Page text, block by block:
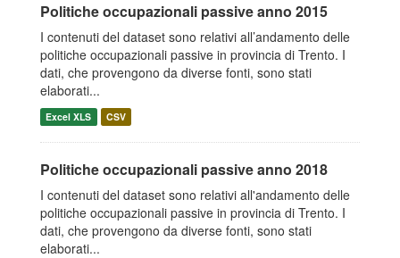
Politiche occupazionali passive anno 2015
I contenuti del dataset sono relativi all’andamento delle
politiche occupazionali passive in provincia di Trento. I
dati, che provengono da diverse fonti, sono stati
elaborati...
Excel XLS CSV
Politiche occupazionali passive anno 2018
I contenuti del dataset sono relativi all'andamento delle
politiche occupazionali passive in provincia di Trento. I
dati, che provengono da diverse fonti, sono stati
elaborati...